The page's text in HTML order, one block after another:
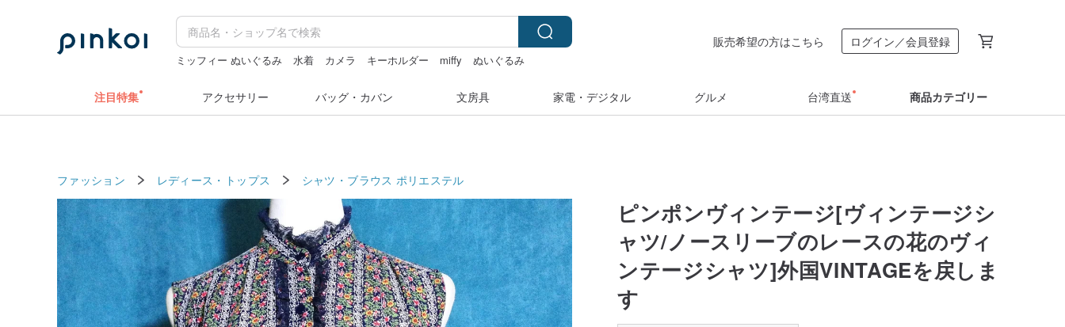
ミッフィー ぬいぐるみ 水着 カメラ キーホルダー miffy
ぬいぐるみ
販売希望の方はこちら ログイン／会員登録
注目特集 アクセサリー バッグ・カバン 文房具 家電・デジタル グルメ 台湾直送 商品カテゴリー
ファッション レディース・トップス シャツ・ブラウス ポリエステル
ピンポンヴィンテージ[ヴィンテージシ
ャツ/ノースリーブのレースの花のヴィ
ンテージシャツ]外国VINTAGEを戻しま
す